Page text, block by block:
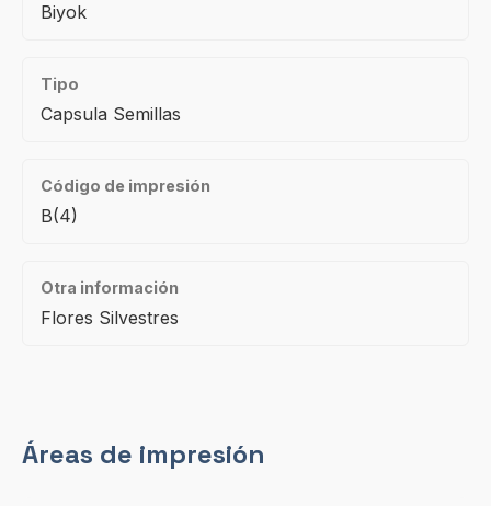
Biyok
Tipo
Capsula Semillas
Código de impresión
B(4)
Otra información
Flores Silvestres
Áreas de impresión